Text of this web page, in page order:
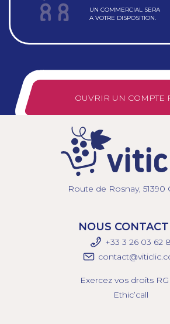
UN COMMERCIAL SERA
A VOTRE DISPOSITION.
OUVRIR UN COMPTE
Route de Rosnay, 51390
NOUS
+33 3 26 03 62
Exercez vos droits
Ethic’call